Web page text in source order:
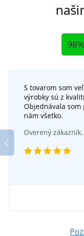
98%
S tovarom som
výrobky sú z
Objednávala
nám všetko.
Overený